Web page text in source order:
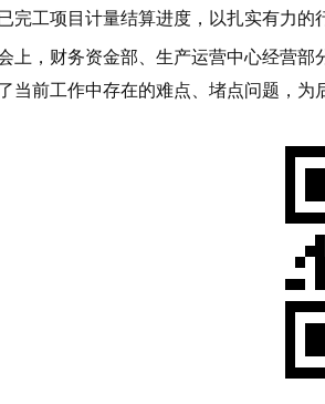
完工项目计量结算进度，以扎实有力的
上，财务资金部、生产运营中心经营
当前工作中存在的难点、堵点问题，为